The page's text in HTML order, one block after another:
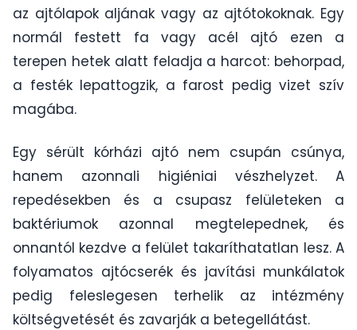
az ajtólapok aljának vagy az ajtótokoknak. Egy
normál festett fa vagy acél ajtó ezen a
terepen hetek alatt feladja a harcot: behorpad,
a festék lepattogzik, a farost pedig vizet szív
magába.
Egy sérült kórházi ajtó nem csupán csúnya,
hanem azonnali higiéniai vészhelyzet. A
repedésekben és a csupasz felületeken a
baktériumok azonnal megtelepednek, és
onnantól kezdve a felület takaríthatatlan lesz. A
folyamatos ajtócserék és javítási munkálatok
pedig feleslegesen terhelik az intézmény
költségvetését és zavarják a betegellátást.